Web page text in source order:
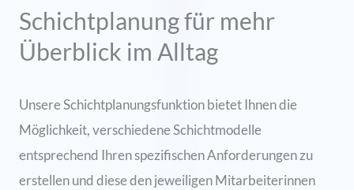
Schichtplanung für mehr
Überblick im Alltag
Unsere Schichtplanungsfunktion bietet Ihnen die
Möglichkeit, verschiedene Schichtmodelle
entsprechend Ihren spezifischen Anforderungen zu
erstellen und diese den jeweiligen Mitarbeiterinnen